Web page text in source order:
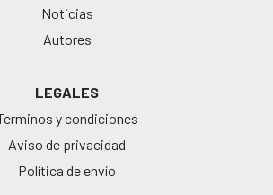
Noticias
Autores
LEGALES
y condiciones
Aviso de privacidad
Política de envío